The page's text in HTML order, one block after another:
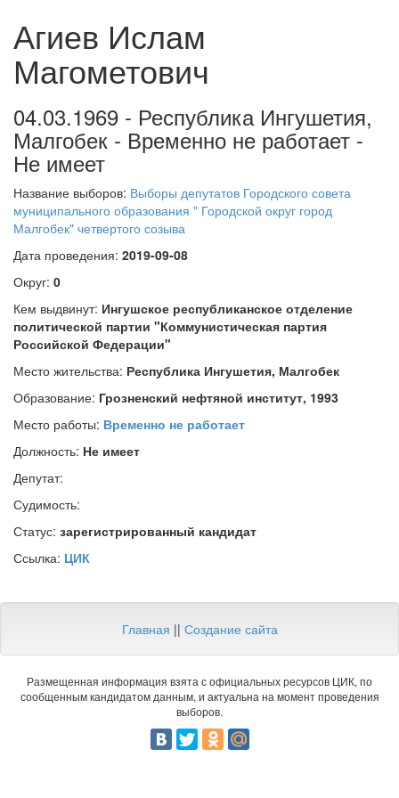
Агиев Ислам
Магометович
04.03.1969 - Республика Ингушетия,
Малгобек - Временно не работает -
Не имеет
Название выборов: Выборы депутатов Городского совета
муниципального образования " Городской округ город
Малгобек" четвертого созыва
Дата проведения: 2019-09-08
Округ: 0
Кем выдвинут: Ингушское республиканское отделение
политической партии "Коммунистическая партия
Российской Федерации"
Место жительства: Республика Ингушетия, Малгобек
Образование: Грозненский нефтяной институт, 1993
Место работы: Временно не работает
Должность: Не имеет
Депутат:
Судимость:
Статус: зарегистрированный кандидат
Ссылка: ЦИК
Главная || Создание сайта
Размещенная информация взята с официальных ресурсов ЦИК, по
сообщенным кандидатом данным, и актуальна на момент проведения
выборов.